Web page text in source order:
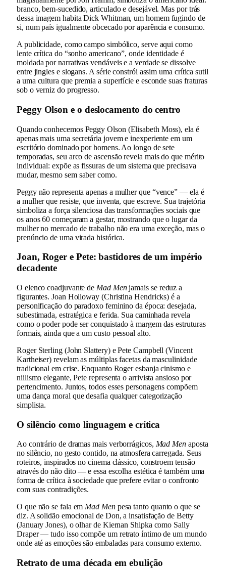
branco, bem-sucedido, articulado e desejável. Mas por trás
dessa imagem habita Dick Whitman, um homem fugindo de
si, num país igualmente obcecado por aparência e consumo.
A publicidade, como campo simbólico, serve aqui como
lente crítica do “sonho americano”, onde identidade é
moldada por narrativas vendáveis e a verdade se dissolve
entre jingles e slogans. A série constrói assim uma crítica sutil
a uma cultura que premia a superfície e esconde suas fraturas
sob o verniz do progresso.
Peggy Olson e o deslocamento do centro
Quando conhecemos Peggy Olson (Elisabeth Moss), ela é
apenas mais uma secretária jovem e inexperiente em um
escritório dominado por homens. Ao longo de sete
temporadas, seu arco de ascensão revela mais do que mérito
individual: expõe as fissuras de um sistema que precisava
mudar, mesmo sem saber como.
Peggy não representa apenas a mulher que “vence” — ela é
a mulher que resiste, que inventa, que escreve. Sua trajetória
simboliza a força silenciosa das transformações sociais que
os anos 60 começaram a gestar, mostrando que o lugar da
mulher no mercado de trabalho não era uma exceção, mas o
prenúncio de uma virada histórica.
Joan, Roger e Pete: bastidores de um império
decadente
O elenco coadjuvante de Mad Menjamais se reduz a
figurantes. Joan Holloway (Christina Hendricks) é a
personificação do paradoxo feminino da época: desejada,
subestimada, estratégica e ferida. Sua caminhada revela
como o poder pode ser conquistado à margem das estruturas
formais, ainda que a um custo pessoal alto.
Roger Sterling (John Slattery) e Pete Campbell (Vincent
Kartheiser) revelam as múltiplas facetas da masculinidade
tradicional em crise. Enquanto Roger esbanja cinismo e
niilismo elegante, Pete representa o arrivista ansioso por
pertencimento. Juntos, todos esses personagens compõem
uma dança moral que desafia qualquer categorização
simplista.
O silêncio como linguagem e crítica
Ao contrário de dramas mais verborrágicos, Mad Men aposta
no silêncio, no gesto contido, na atmosfera carregada. Seus
roteiros, inspirados no cinema clássico, constroem tensão
através do não dito — e essa escolha estética é também uma
forma de crítica à sociedade que prefere evitar o confronto
com suas contradições.
O que não se fala em Mad Menpesa tanto quanto o que se
diz. A solidão emocional de Don, a insatisfação de Betty
(January Jones), o olhar de Kiernan Shipka como Sally
Draper — tudo isso compõe um retrato íntimo de um mundo
onde até as emoções são embaladas para consumo externo.
Retrato de uma década em ebulição